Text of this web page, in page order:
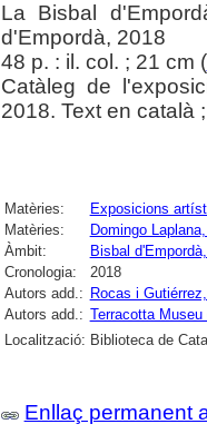
La Bisbal
d'Empordà, 2018
48 p. : il. col. ; 21 cm (
Catàleg de
2018. Text en català
Matèries: Exposicions
Matèries:
Domingo
Àmbit:
Bisbal
Cronologia:
2018
Autors add.: Rocas i
Autors add.: Terracotta
Localització: Biblioteca de
Enllaç permanent